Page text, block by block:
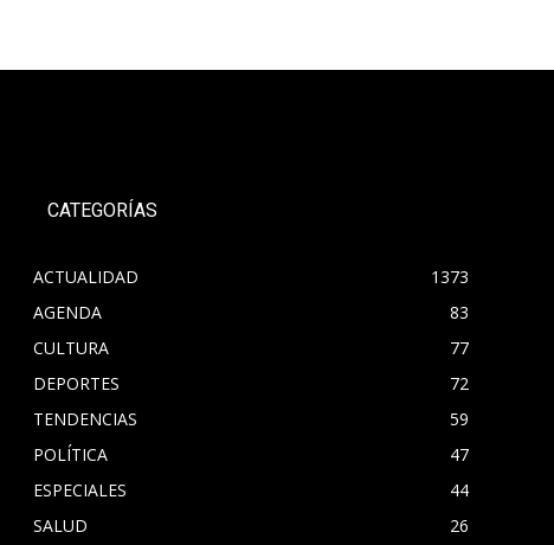
CATEGORÍAS
ACTUALIDAD
1373
AGENDA
83
CULTURA
77
DEPORTES
72
TENDENCIAS
59
POLÍTICA
47
ESPECIALES
44
SALUD
26